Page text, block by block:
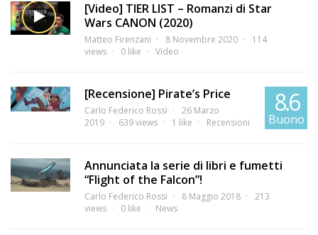
[Video] TIER LIST – Romanzi di Star
Wars CANON (2020)
Matteo Firenzani 8 Novembre 2020
114
views
0 like Video
[Recensione] Pirate’s Price
Carlo Federico Rossi
26 Marzo
2019
639 views 1 like Recensioni
8.6
Buono
Annunciata la serie di libri e fumetti
“Flight of the Falcon”!
Carlo Federico Rossi 8 Maggio 2018
213
views
0 like News